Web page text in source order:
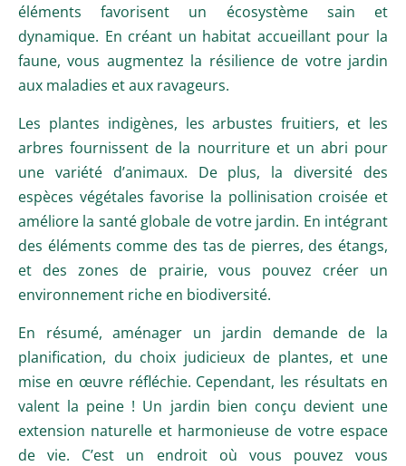
éléments favorisent un écosystème sain et
dynamique. En créant un habitat accueillant pour la
faune, vous augmentez la résilience de votre jardin
aux maladies et aux ravageurs.
Les plantes indigènes, les arbustes fruitiers, et les
arbres fournissent de la nourriture et un abri pour
une variété d’animaux. De plus, la diversité des
espèces végétales favorise la pollinisation croisée et
améliore la santé globale de votre jardin. En intégrant
des éléments comme des tas de pierres, des étangs,
et des zones de prairie, vous pouvez créer un
environnement riche en biodiversité.
En résumé, aménager un jardin demande de la
planification, du choix judicieux de plantes, et une
mise en œuvre réfléchie. Cependant, les résultats en
valent la peine ! Un jardin bien conçu devient une
extension naturelle et harmonieuse de votre espace
de vie. C’est un endroit où vous pouvez vous